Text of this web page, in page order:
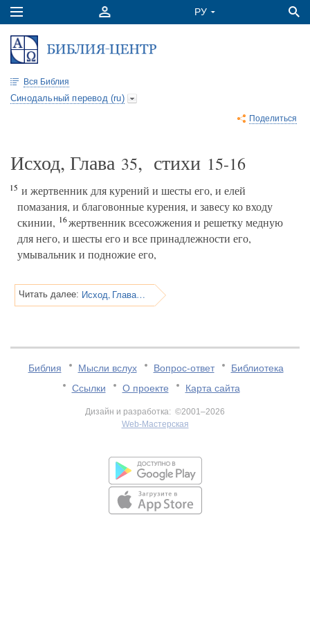
Вся Библия
Синодальный перевод (ru)
Поделиться
Исход, Глава 35, стихи 15-16
15 и жертвенник для курений и шесты его, и елей
помазания, и благовонные курения, и завесу ко входу
скинии, 16жертвенник всесожжения и решетку медную
для него, и шесты его и все принадлежности его,
умывальник и подножие его,
Читать далее: Исход, Глава 35
Библия Мысли вслух Вопрос-ответ
Библиотека
Ссылки
О проекте Карта сайта
Дизайн и разработка: ©2001–2026
Web-Мастерская